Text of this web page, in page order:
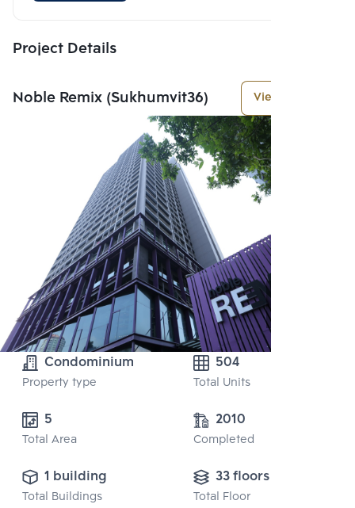
Project Details
Noble Remix (Sukhumvit36) View More
Condominium
Property type
504
Total Units
Total Area
2010
Completed
1 building
Total Buildings
33 floors
Total Floor